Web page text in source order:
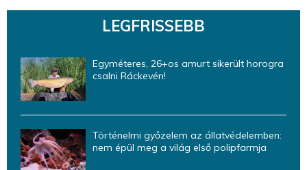
LEGFRISSEBB
Egyméteres, 26+os amurt sikerült horogra
csalni Ráckevén!
Történelmi győzelem az állatvédelemben:
nem épül meg a világ első polipfarmja